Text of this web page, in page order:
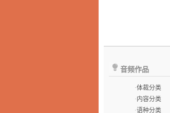
音频作品
·体裁分类
· 内容分类
·语种分类